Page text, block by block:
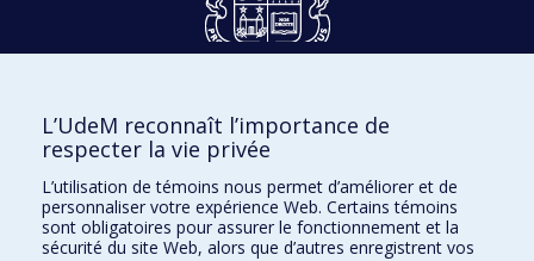
Accès protégé
Facebook|Twitter
LinkedIn|Instagram
L’UdeM reconnaît l’importance de
respecter la vie privée
L’utilisation de témoins nous permet d’améliorer et de
personnaliser votre expérience Web. Certains témoins
sont obligatoires pour assurer le fonctionnement et la
sécurité du site Web, alors que d’autres enregistrent vos